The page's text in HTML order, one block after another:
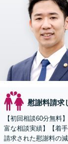
慰謝料請求
【初回相談60分無料
富な相談実績】【着
請求された慰謝料の